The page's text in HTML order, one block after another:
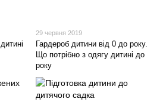
29 червня 2019
Гардероб дитини від 0 до року.
Що потрібно з одягу дитині до
року